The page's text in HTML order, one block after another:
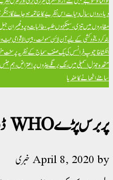
دیا، رواں سال دنیا سے اس نظریے کا خاتمہ ہو جائے گا:
مظاہروں میں تیزی، سینکڑوں طلبہ، طالبات و پروفیسران
بند کر دی
انکشافاتپوپ فرانسس کی یک صنف سماج کے نظریہ پر سخت
متحدہ جنرل اسمبلی میں رنگ برنگے بینروں پر اعتراض، ہم
سامنے اٹھانے کا عندیا
پر برس پڑےWHO ڈونلڈ ٹرمپ
April 8, 2020 by خبری